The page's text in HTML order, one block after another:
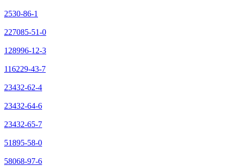
2530-86-1
227085-51-0
128996-12-3
116229-43-7
23432-62-4
23432-64-6
23432-65-7
51895-58-0
58068-97-6